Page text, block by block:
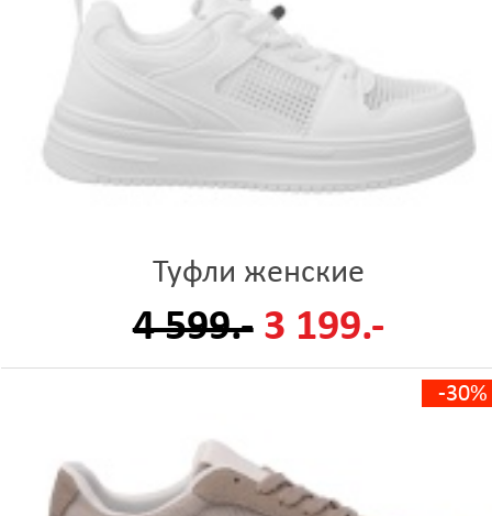
Туфли женские
4 599.- 3 199.-
-30%